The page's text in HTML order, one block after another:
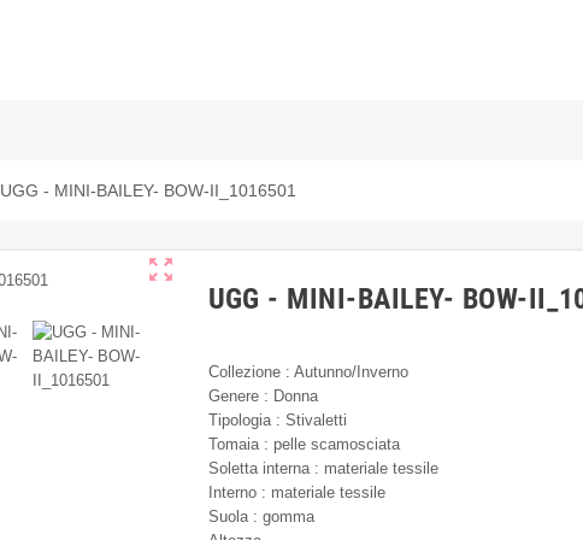
UGG - MINI-BAILEY- BOW-II_1016501
zoom_out_map
UGG - MINI-BAILEY- BOW-
Collezione : Autunno/Inverno
Genere : Donna
Tipologia : Stivaletti
Tomaia : pelle scamosciata
Soletta interna : materiale tessile
Interno : materiale tessile
Suola : gomma